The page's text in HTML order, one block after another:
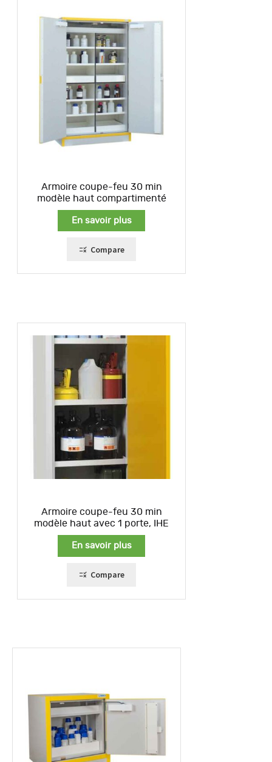
Armoire coupe-feu 30 min
modèle haut compartimenté
En savoir plus
Compare
Armoire coupe-feu 30 min
modèle haut avec 1 porte, IHE
En savoir plus
Compare